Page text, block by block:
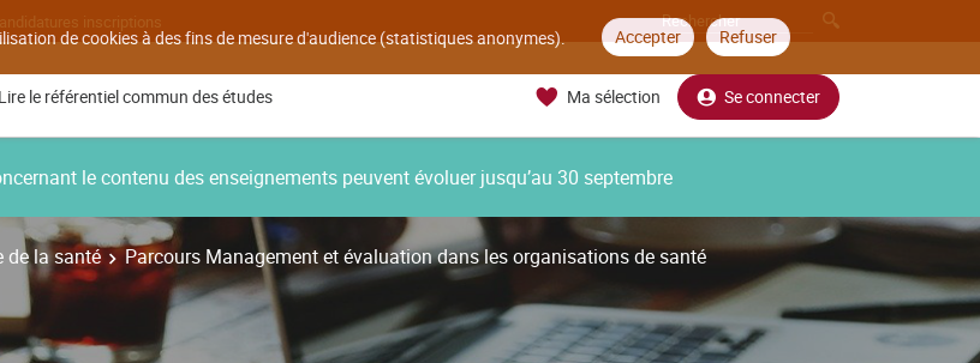
de cookies à des fins de mesure d'audience (statistiques anonymes). Accepter Refuser
inscriptions
Lire le référentiel commun des études Ma sélection Se connecter
le contenu des enseignements peuvent évoluer jusqu’au 30 septembre
de la santé Parcours Management et évaluation dans les organisations de santé